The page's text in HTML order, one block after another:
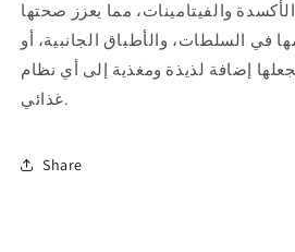
والفيتامينات، مما يعزز صحتها
في السلطات، والأطباق الجانبية، أو
إضافة لذيذة ومغذية إلى أي نظام
غذائي.
Share